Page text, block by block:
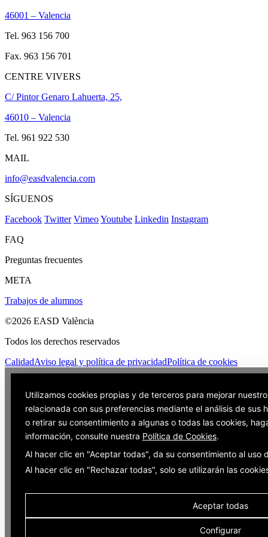
46001 – Valencia
Tel. 963 156 700
Fax. 963 156 701
CENTRE VIVERS
C/ Pintor Genaro Lahuerta, 25,
46010 – Valencia
Tel. 961 922 530
MAIL
info@easdvalencia.com
SÍGUENOS
Facebook Twitter VimeoYoutube Linkedin Instagram
FAQ
Preguntas frecuentes
META
Trabajos de alumnos
©2026 EASD València
Todos los derechos reservados
CalidadAviso legal y política de privacidadPolítica de cookies
Utilizamos cookies propias y de terceros para mejorar
relacionada con sus preferencias mediante el análisis de sus
o retirar su consentimiento a algunas o todas las cookies,
información, consulte nuestra Política de Cookies.
Al hacer clic en "Aceptar todas", da su consentimiento al uso
Al hacer clic en "Rechazar todas", solo se utilizarán las
Aceptar todas
Configurar